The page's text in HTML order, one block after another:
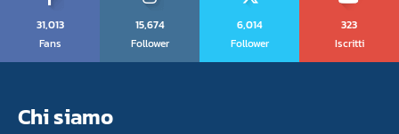
31,013
Fans
15,674
Follower
6,014
Follower
323
Iscritti
Chi siamo